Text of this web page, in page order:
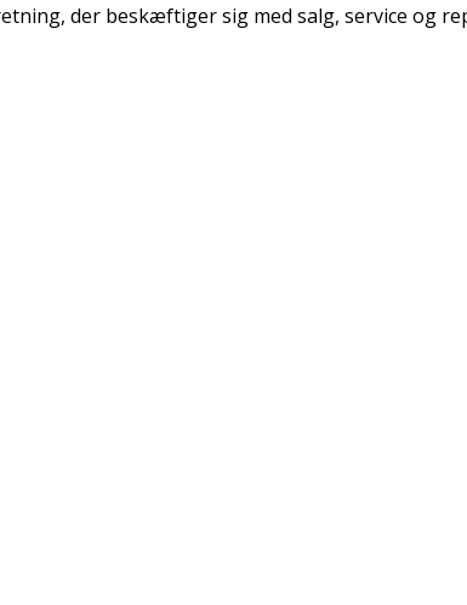
der beskæftiger sig med salg, service og